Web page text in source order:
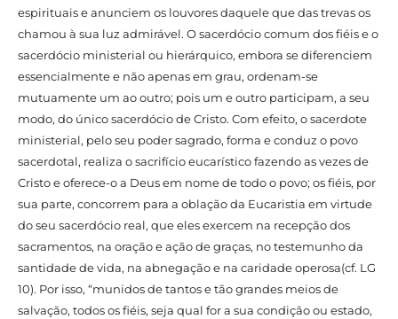
espirituais e anunciem os louvores daquele que das trevas os
chamou à sua luz admirável. O sacerdócio comum dos fiéis e o
sacerdócio ministerial ou hierárquico, embora se diferenciem
essencialmente e não apenas em grau, ordenam-se
mutuamente um ao outro; pois um e outro participam, a seu
modo, do único sacerdócio de Cristo. Com efeito, o sacerdote
ministerial, pelo seu poder sagrado, forma e conduz o povo
sacerdotal, realiza o sacrifício eucarístico fazendo as vezes de
Cristo e oferece-o a Deus em nome de todo o povo; os fiéis, por
sua parte, concorrem para a oblação da Eucaristia em virtude
do seu sacerdócio real, que eles exercem na recepção dos
sacramentos, na oração e ação de graças, no testemunho da
santidade de vida, na abnegação e na caridade operosa(cf. LG
10). Por isso, “munidos de tantos e tão grandes meios de
salvação, todos os fiéis, seja qual for a sua condição ou estado,